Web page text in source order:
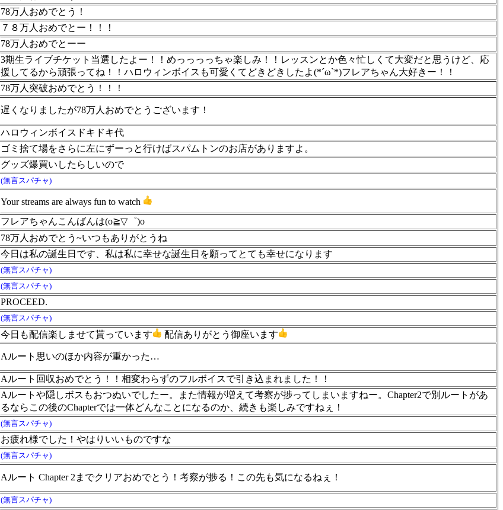
78万人おめでとう！
７８万人おめでとー！！！
78万人おめでとーー
3期生ライブチケット当選したよー！！めっっっっちゃ楽しみ！！レッスンとか色々忙しくて大変だと思うけど、応
援してるから頑張ってね！！ハロウィンボイスも可愛くてどきどきしたよ(*´ω`*)フレアちゃん大好きー！！
78万人突破おめでとう！！！
遅くなりましたが78万人おめでとうございます！
ハロウィンボイスドキドキ代
ゴミ捨て場をさらに左にずーっと行けばスパムトンのお店がありますよ。
グッズ爆買いしたらしいので
(無言スパチャ)
Your streams are always fun to watch
フレアちゃんこんばんは(o≧▽゜)o
78万人おめでとう~いつもありがとうね
今日は私の誕生日です、私は私に幸せな誕生日を願ってとても幸せになります
(無言スパチャ)
(無言スパチャ)
PROCEED.
(無言スパチャ)
今日も配信楽しませて貰っています 配信ありがとう御座います
Aルート思いのほか内容が重かった…
Aルート回収おめでとう！！相変わらずのフルボイスで引き込まれました！！
Aルートや隠しボスもおつぬいでしたー。また情報が増えて考察が捗ってしまいますねー。Chapter2で別ルートがあ
るならこの後のChapterでは一体どんなことになるのか、続きも楽しみですねぇ！
(無言スパチャ)
お疲れ様でした！やはりいいものですな
(無言スパチャ)
Aルート Chapter 2までクリアおめでとう！考察が捗る！この先も気になるねぇ！
(無言スパチャ)